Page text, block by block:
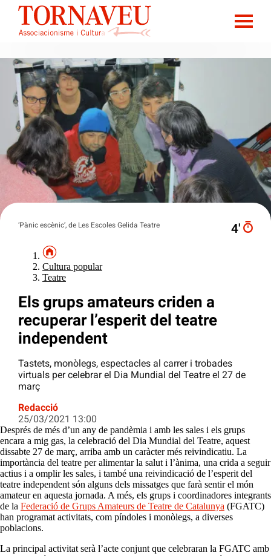
‘Pànic escènic’, de Les Escoles Gelida Teatre 4′
Cultura popular
Teatre
Els grups amateurs criden a
recuperar l’esperit del teatre
independent
Tastets, monòlegs, espectacles al carrer i trobades
virtuals per celebrar el Dia Mundial del Teatre el 27 de
març
Redacció
25/03/2021 13:00
Després de més d’un any de pandèmia i amb les sales i els grups
encara a mig gas, la celebració del Dia Mundial del Teatre, aquest
dissabte 27 de març, arriba amb un caràcter més reivindicatiu. La
importància del teatre per alimentar la salut i l’ànima, una crida a seguir
actius i a omplir les sales, i també una reivindicació de l’esperit del
teatre independent són alguns dels missatges que farà sentir el món
amateur en aquesta jornada. A més, els grups i coordinadores integrants
de la Federació de Grups Amateurs de Teatre de Catalunya (FGATC)
han programat activitats, com píndoles i monòlegs, a diverses
poblacions.
La principal activitat serà l’acte conjunt que celebraran la FGATC amb